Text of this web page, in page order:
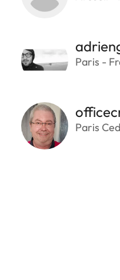
Paris -
Paris